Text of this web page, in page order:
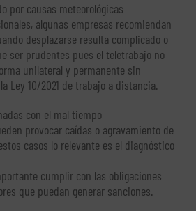
por causas meteorológicas
algunas empresas recomiendan
desplazarse resulta complicado o
ser prudentes pues el teletrabajo no
unilateral y permanente sin
Ley 10/2021 de trabajo a distancia.
con el mal tiempo
provocar caídas o agravamiento de
casos lo relevante es el diagnóstico
cumplir con las obligaciones
que puedan generar sanciones.